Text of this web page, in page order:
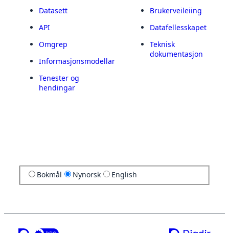
Datasett
API
Omgrep
Informasjonsmodellar
Tenester og
hendingar
Brukerveileiing
Datafellesskapet
Teknisk
dokumentasjon
Bokmål Nynorsk English